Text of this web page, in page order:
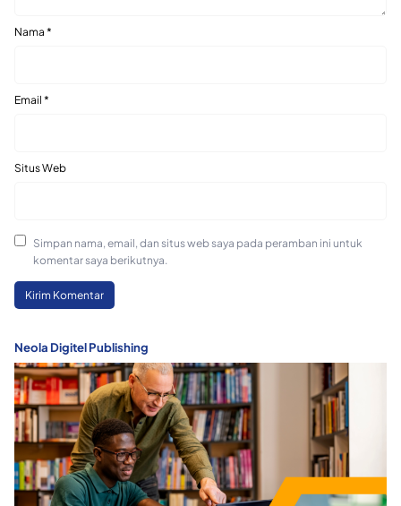
Nama *
Email *
Situs Web
Simpan nama, email, dan situs web saya pada peramban ini untuk
komentar saya berikutnya.
Neola Digitel Publishing